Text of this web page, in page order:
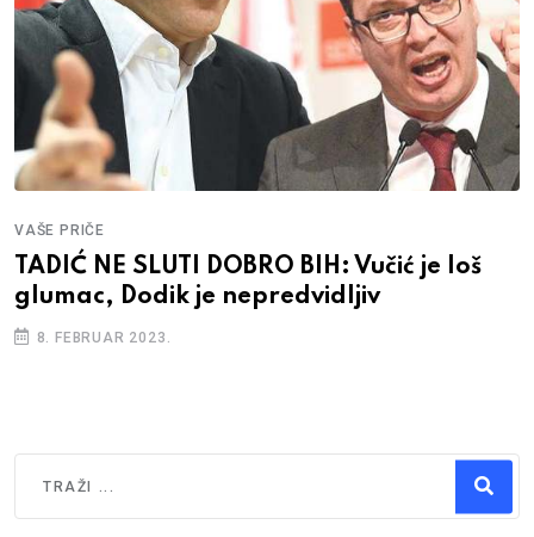
VAŠE PRIČE
TADIĆ NE SLUTI DOBRO BIH: Vučić je loš
glumac, Dodik je nepredvidljiv
8. FEBRUAR 2023.
Type 2 or more characters for results.